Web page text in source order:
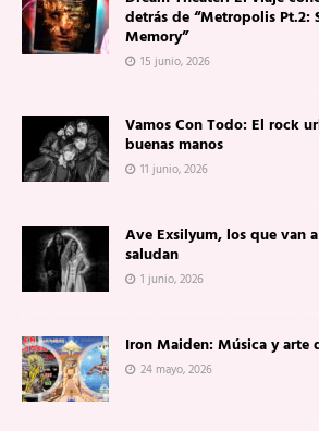
detrás de “Metropolis Pt.2:
Memory”
15 junio, 2026
Vamos Con Todo: El rock
buenas manos
11 junio, 2026
Ave Exsilyum, los que van
saludan
1 junio, 2026
Iron Maiden: Música y
24 mayo, 2026